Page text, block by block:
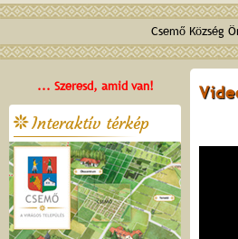
Csemő Község
... Szeresd, amid van!
Interaktív térkép